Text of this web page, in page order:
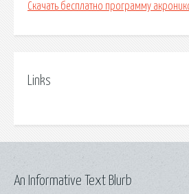
Скачать бесплатно программу
Links
An Informative Text Blurb